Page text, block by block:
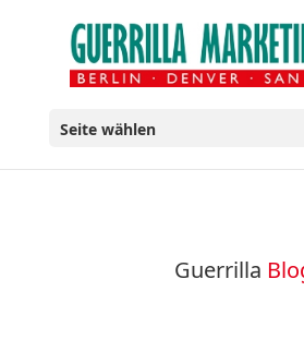
Seite wählen
Guerrilla